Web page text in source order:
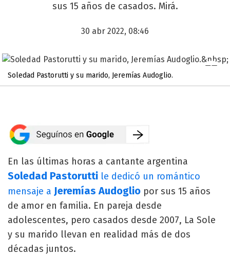
sus 15 años de casados. Mirá.
30 abr 2022, 08:46
Soledad Pastorutti y su marido, Jeremías Audoglio.
En las últimas horas a cantante argentina
Soledad Pastorutti le dedicó un romántico
mensaje a Jeremías Audoglio por sus 15 años
de amor en familia. En pareja desde
adolescentes, pero casados desde 2007, La Sole
y su marido llevan en realidad más de dos
décadas juntos.